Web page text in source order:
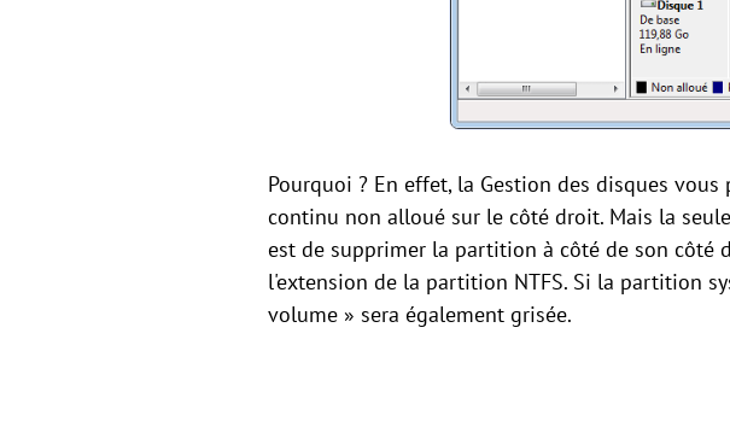
Pourquoi ? En effet, la Gestion des disques
continu non alloué sur le côté droit. Mais la
est de supprimer la partition à côté de son côté
l'extension de la partition NTFS. Si la partition
volume » sera également grisée.